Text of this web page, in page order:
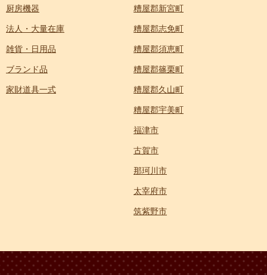
厨房機器
法人・大量在庫
雑貨・日用品
ブランド品
家財道具一式
糟屋郡新宮町
糟屋郡志免町
糟屋郡須恵町
糟屋郡篠栗町
糟屋郡久山町
糟屋郡宇美町
福津市
古賀市
那珂川市
太宰府市
筑紫野市